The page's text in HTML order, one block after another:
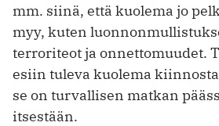
mm. siinä, että kuolema jo
myy, kuten
terroriteot ja onnettomuudet.
esiin tuleva kuolema
se on turvallisen matkan
itsestään.